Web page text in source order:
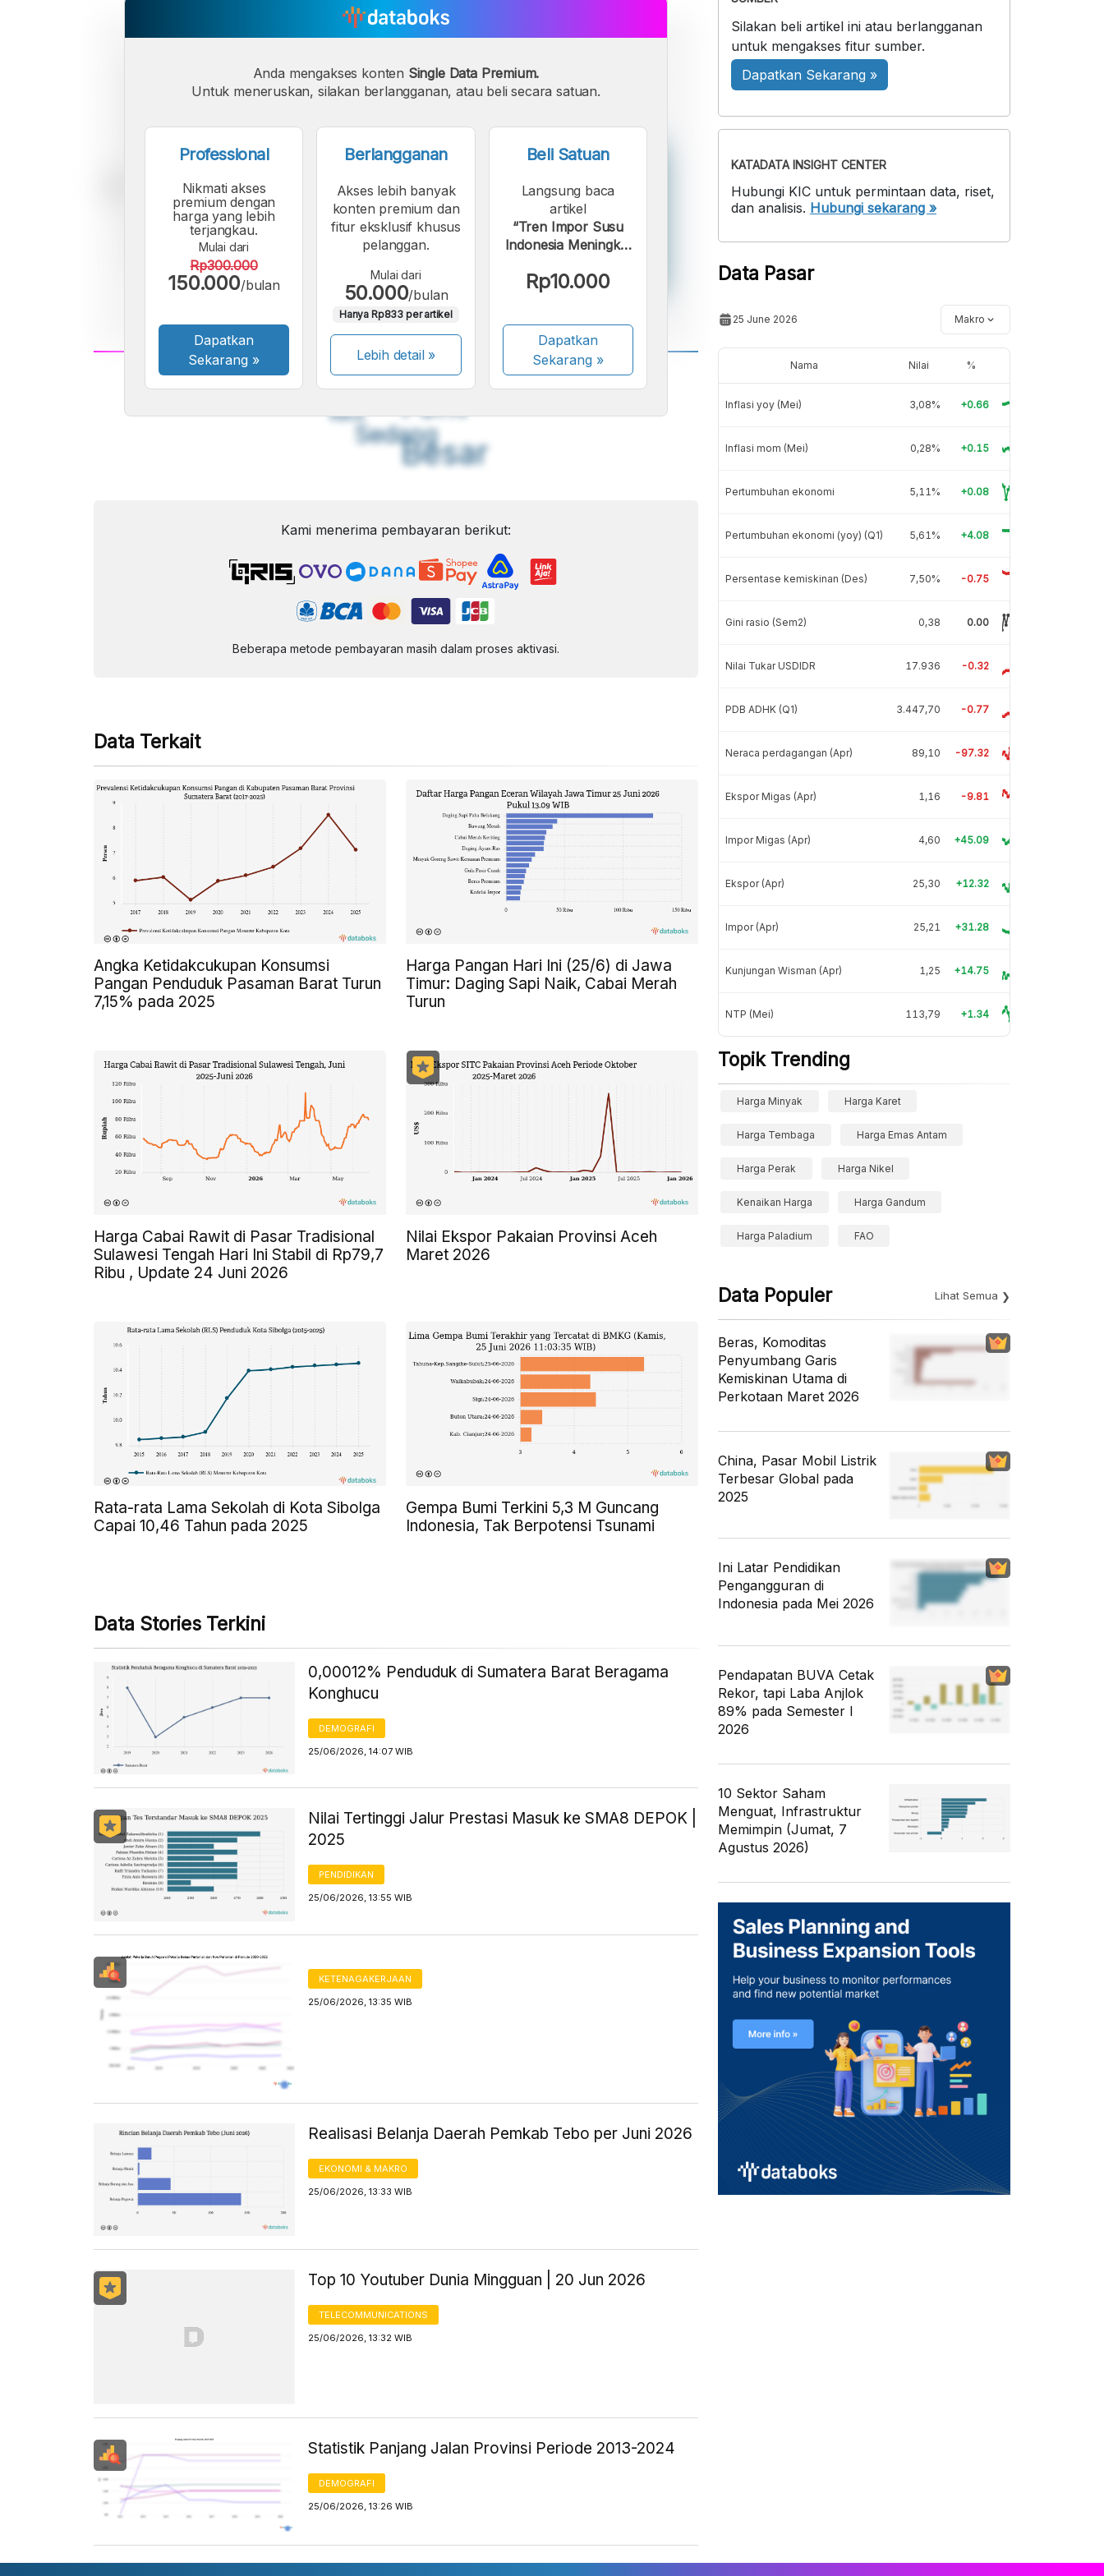
A
Font
Kecil
A
Sedang
A
Besar
Anda mengakses konten Single Data Premium.
Untuk meneruskan, silakan berlangganan, atau beli secara satuan.
Professional
Nikmati akses
premium dengan
harga yang lebih
terjangkau.
Mulai dari
Rp300.000
150.000/bulan
Dapatkan
Sekarang »
Berlangganan
Akses lebih banyak
konten premium dan
fitur eksklusif khusus
pelanggan.
Mulai dari
50.000/bulan
Hanya Rp833 per artikel
Lebih detail »
Beli Satuan
Langsung baca
artikel
“Tren Impor Susu
Indonesia Meningkat
Rp10.000
Dapatkan
Sekarang»
Kami menerima pembayaran berikut:
Beberapa metode pembayaran masih dalam proses aktivasi.
Data Terkait
Angka Ketidakcukupan Konsumsi
Pangan Penduduk Pasaman Barat Turun
7,15% pada 2025
Harga Pangan Hari Ini (25/6) di Jawa
Timur: Daging Sapi Naik, Cabai Merah
Turun
Harga Cabai Rawit di Pasar Tradisional
Sulawesi Tengah Hari Ini Stabil di Rp79,7
Ribu , Update 24 Juni 2026
Nilai Ekspor Pakaian Provinsi Aceh
Maret 2026
Rata-rata Lama Sekolah di Kota Sibolga
Capai 10,46 Tahun pada 2025
Gempa Bumi Terkini 5,3 M Guncang
Indonesia, Tak Berpotensi Tsunami
Data Stories Terkini
0,00012% Penduduk di Sumatera Barat Beragama
Konghucu
DEMOGRAFI
25/06/2026, 14:07 WIB
Nilai Tertinggi Jalur Prestasi Masuk ke SMA8 DEPOK |
2025
PENDIDIKAN
25/06/2026, 13:55 WIB
KETENAGAKERJAAN
25/06/2026, 13:35 WIB
Realisasi Belanja Daerah Pemkab Tebo per Juni 2026
EKONOMI & MAKRO
25/06/2026, 13:33 WIB
Top 10 Youtuber Dunia Mingguan | 20 Jun 2026
TELECOMMUNICATIONS
25/06/2026, 13:32 WIB
Statistik Panjang Jalan Provinsi Periode 2013-2024
DEMOGRAFI
25/06/2026, 13:26 WIB
Silakan beli artikel ini atau berlangganan
untuk mengakses fitur sumber.
Dapatkan Sekarang »
KATADATA INSIGHT CENTER
Hubungi KIC untuk permintaan data, riset,
dan analisis. Hubungi sekarang »
Data Pasar
25 June 2026 Makro
Nama Nilai %
Inflasi yoy (Mei) 3,08% +0.66
Inflasi mom (Mei) 0,28% +0.15
Pertumbuhan ekonomi 5,11% +0.08
Pertumbuhan ekonomi (yoy) (Q1) 5,61% +4.08
Persentase kemiskinan (Des) 7,50% -0.75
Gini rasio (Sem2) 0,38 0.00
Nilai Tukar USDIDR 17.936 -0.32
PDB ADHK (Q1) 3.447,70 -0.77
Neraca perdagangan (Apr) 89,10 -97.32
Ekspor Migas (Apr) 1,16 -9.81
Impor Migas (Apr) 4,60 +45.09
Ekspor (Apr) 25,30 +12.32
Impor (Apr) 25,21 +31.28
Kunjungan Wisman (Apr) 1,25 +14.75
NTP (Mei) 113,79 +1.34
Topik Trending
Harga Minyak Harga Karet
Harga Tembaga Harga Emas Antam
Harga Perak Harga Nikel
Kenaikan Harga Harga Gandum
Harga Paladium FAO
Data Populer Lihat Semua
Beras, Komoditas
Penyumbang Garis
Kemiskinan Utama di
Perkotaan Maret 2026
China, Pasar Mobil Listrik
Terbesar Global pada
2025
Ini Latar Pendidikan
Pengangguran di
Indonesia pada Mei 2026
Pendapatan BUVA Cetak
Rekor, tapi Laba Anjlok
89% pada Semester I
2026
10 Sektor Saham
Menguat, Infrastruktur
Memimpin (Jumat, 7
Agustus 2026)